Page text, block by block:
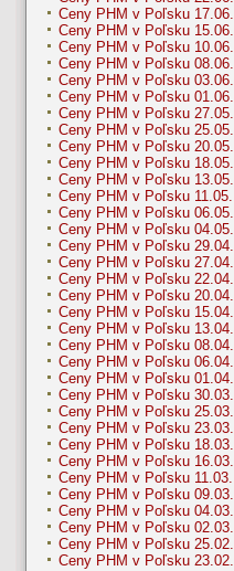
Ceny PHM v Poľsku 17.06.
Ceny PHM v Poľsku 15.06.
Ceny PHM v Poľsku 10.06.
Ceny PHM v Poľsku 08.06.
Ceny PHM v Poľsku 03.06.
Ceny PHM v Poľsku 01.06.
Ceny PHM v Poľsku 27.05.
Ceny PHM v Poľsku 25.05.
Ceny PHM v Poľsku 20.05.
Ceny PHM v Poľsku 18.05.
Ceny PHM v Poľsku 13.05.
Ceny PHM v Poľsku 11.05.
Ceny PHM v Poľsku 06.05.
Ceny PHM v Poľsku 04.05.
Ceny PHM v Poľsku 29.04.
Ceny PHM v Poľsku 27.04.
Ceny PHM v Poľsku 22.04.
Ceny PHM v Poľsku 20.04.
Ceny PHM v Poľsku 15.04.
Ceny PHM v Poľsku 13.04.
Ceny PHM v Poľsku 08.04.
Ceny PHM v Poľsku 06.04.
Ceny PHM v Poľsku 01.04.
Ceny PHM v Poľsku 30.03.
Ceny PHM v Poľsku 25.03.
Ceny PHM v Poľsku 23.03.
Ceny PHM v Poľsku 18.03.
Ceny PHM v Poľsku 16.03.
Ceny PHM v Poľsku 11.03.
Ceny PHM v Poľsku 09.03.
Ceny PHM v Poľsku 04.03.
Ceny PHM v Poľsku 02.03.
Ceny PHM v Poľsku 25.02.
Ceny PHM v Poľsku 23.02.